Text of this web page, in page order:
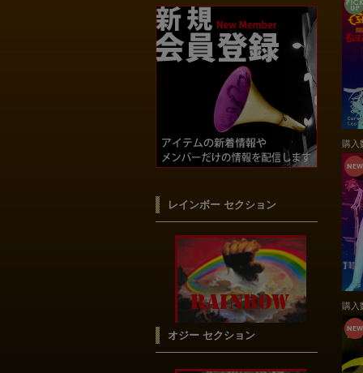
購
購
レインボー セクション
オジー セクション